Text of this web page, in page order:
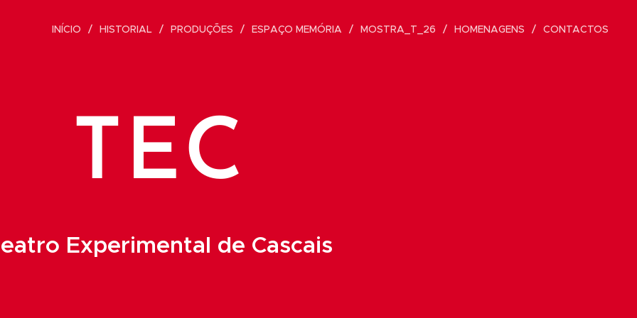
INÍCIO HISTORIAL PRODUÇÕES ESPAÇO MEMÓRIA MOSTRA_T_26 HOMENAGENS CONTACTOS
TEC
Experimental de Cascais